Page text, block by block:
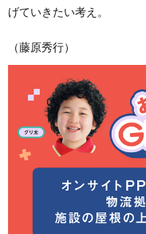
げていきたい考え。
（藤原秀行）